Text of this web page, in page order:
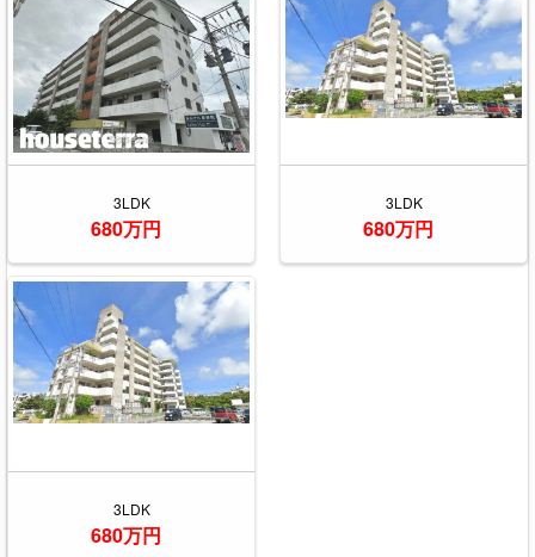
3LDK
680万円
3LDK
680万円
3LDK
680万円